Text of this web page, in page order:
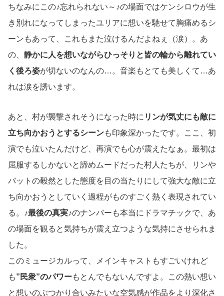
ちなみにこの♪忘れられない～♪の場面ではケンシロウが生
き別れになってしまったユリアに想いを馳せて胸痛めるシ
ーンもあって、これもまた泣けるんだよねぇ（涙）。あ
の、 静かに人を想いながらひっそりと皆の輪から離れてい
く後ろ姿が切ないのなんの…。音楽もとても美しくて…あ
れは涙を誘います。
あと、村が襲撃されそうになった時に リンが気丈にも敵に
立ち向かおうとするシーンも印象深かったです。ここ、初
演でも泣いたんだけど、再演でも心が震えたなぁ。最初は
屈服するしかないと諦めムードだった村人たちが、リンや
バットの毅然とした態度を目の当たりにして強大な敵に立
ち向かおうとしていく過程がものすごく熱く表現されてい
る。 ♪最後の真実♪のナンバーも本当にドラマチックで、あ
の場面を観ると気持ちが震え立つような気持にさせられま
した。
このミュージカルって、メインキャストもすごいけれど
も”民衆”のパワーもとんでもないんですよ。この熱い想い
と想いのぶつかり合いみたいな空気感が作品をより深化さ